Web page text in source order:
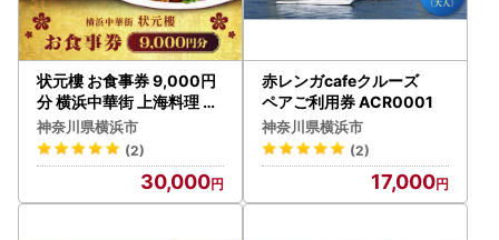
状元樓 お食事券 9,000円
分 横浜中華街 上海料理 A
DB0002
神奈川県横浜市
(2)
30,000
赤レンガcafeクルーズ
ペアご利用券 ACR0001
神奈川県横浜市
(2)
17,000